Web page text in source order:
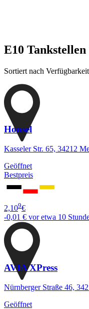
E10
Sortiert nach
Honsel
Kasseler Str. 65, 34212
Geöffnet
Bestpreis
2,109€
-0,01 € vor etwa 10
AVIA XPress
Nürnberger Straße 46,
Geöffnet